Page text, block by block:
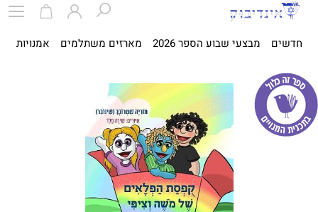
חדשים מבצעי שבוע הספר 2026 מארזים משתלמים אמנויות